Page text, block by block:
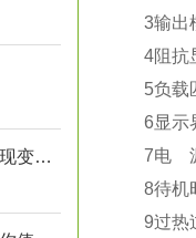
变压器直流电阻测试仪可有效发现变压器中存在的隐患
3输出
4阻抗
5负载
6显示
7电
8待机
9过热